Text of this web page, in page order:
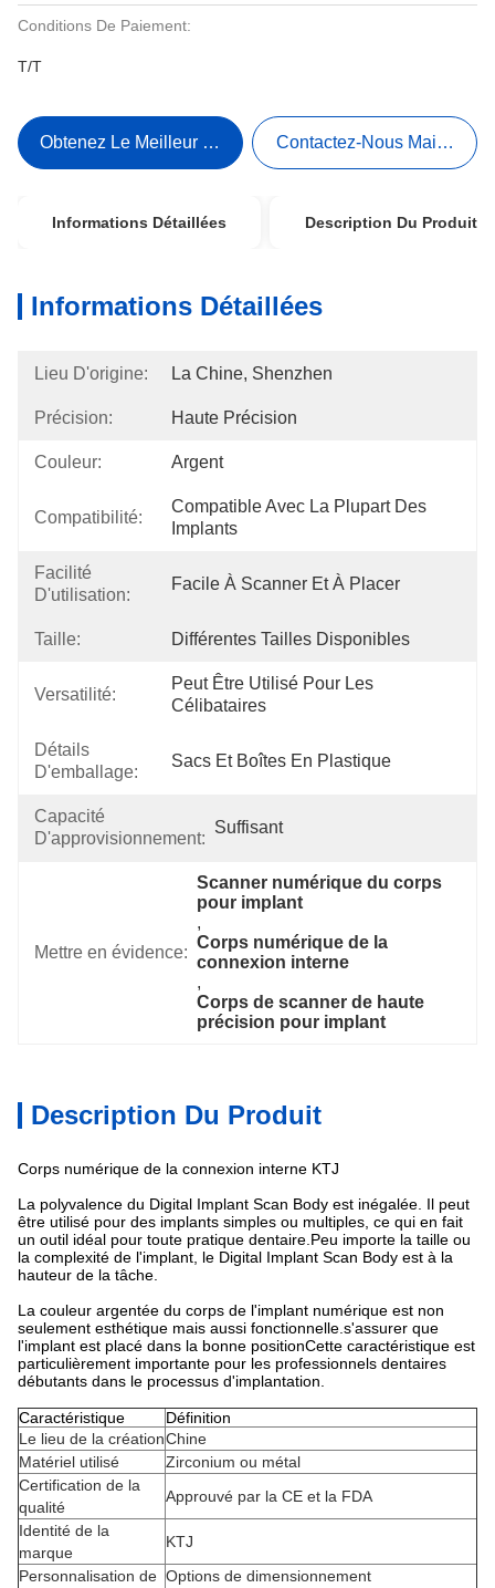
Conditions De Paiement:
T/T
Obtenez Le Meilleur Prix Contactez-Nous Maintenant
Informations Détaillées Description Du Produit
Informations Détaillées
Lieu D'origine: La Chine, Shenzhen
Précision: Haute Précision
Couleur: Argent
Compatibilité:
Compatible Avec La Plupart Des
Implants
Facilité
D'utilisation:
Facile À Scanner Et À Placer
Taille: Différentes Tailles Disponibles
Versatilité:
Peut Être Utilisé Pour Les
Célibataires
Détails
D'emballage:
Sacs Et Boîtes En Plastique
Capacité
D'approvisionnement:
Suffisant
Mettre en évidence:
Scanner numérique du corps
pour implant
,
Corps numérique de la
connexion interne
,
Corps de scanner de haute
précision pour implant
Description Du Produit
Corps numérique de la connexion interne KTJ
La polyvalence du Digital Implant Scan Body est inégalée. Il peut
être utilisé pour des implants simples ou multiples, ce qui en fait
un outil idéal pour toute pratique dentaire.Peu importe la taille ou
la complexité de l'implant, le Digital Implant Scan Body est à la
hauteur de la tâche.
La couleur argentée du corps de l'implant numérique est non
seulement esthétique mais aussi fonctionnelle.s'assurer que
l'implant est placé dans la bonne positionCette caractéristique est
particulièrement importante pour les professionnels dentaires
débutants dans le processus d'implantation.
Caractéristique
Définition
Le lieu de la créationChine
Matériel utilisé
Zirconium ou métal
Certification de la
qualité
Approuvé par la CE et la FDA
Identité de la
marque
KTJ
Personnalisation de Options de dimensionnement